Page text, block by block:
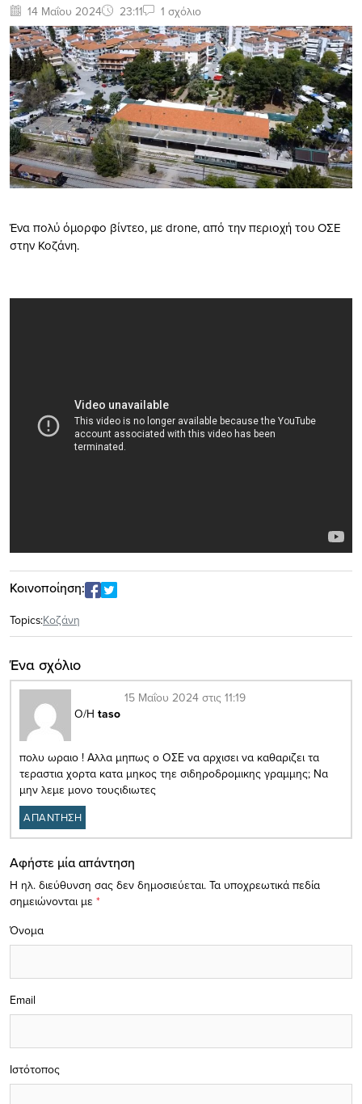
14 Μαΐου 2024 23:11 1 σχόλιο
Ένα πολύ όμορφο βίντεο, με drone, από την περιοχή του ΟΣΕ
στην Κοζάνη.
Κοινοποίηση:
Topics:Κοζάνη
Ένα σχόλιο
Ο/Η taso
15 Μαΐου 2024 στις 11:19
πολυ ωραιο ! Αλλα μηπως ο ΟΣΕ να αρχισει να καθαριζει τα
τεραστια χορτα κατα μηκος τηε σιδηροδρομικης γραμμης; Να
μην λεμε μονο τουςιδιωτες
ΑΠΑΝΤΗΣΗ
Αφήστε μία απάντηση
Η ηλ. διεύθυνση σας δεν δημοσιεύεται. Τα υποχρεωτικά πεδία
σημειώνονται με *
Όνομα
Email
Ιστότοπος